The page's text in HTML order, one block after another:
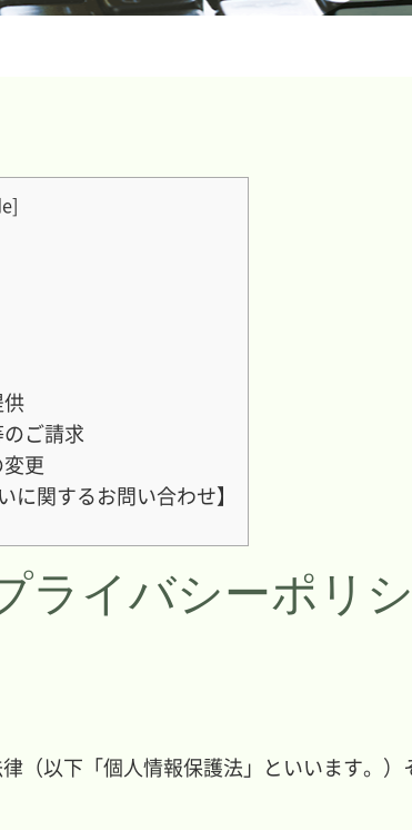
]
ご請求
更
に関するお問い合わせ】
ライバシーポリ
（以下「個人情報保護法」といいます。